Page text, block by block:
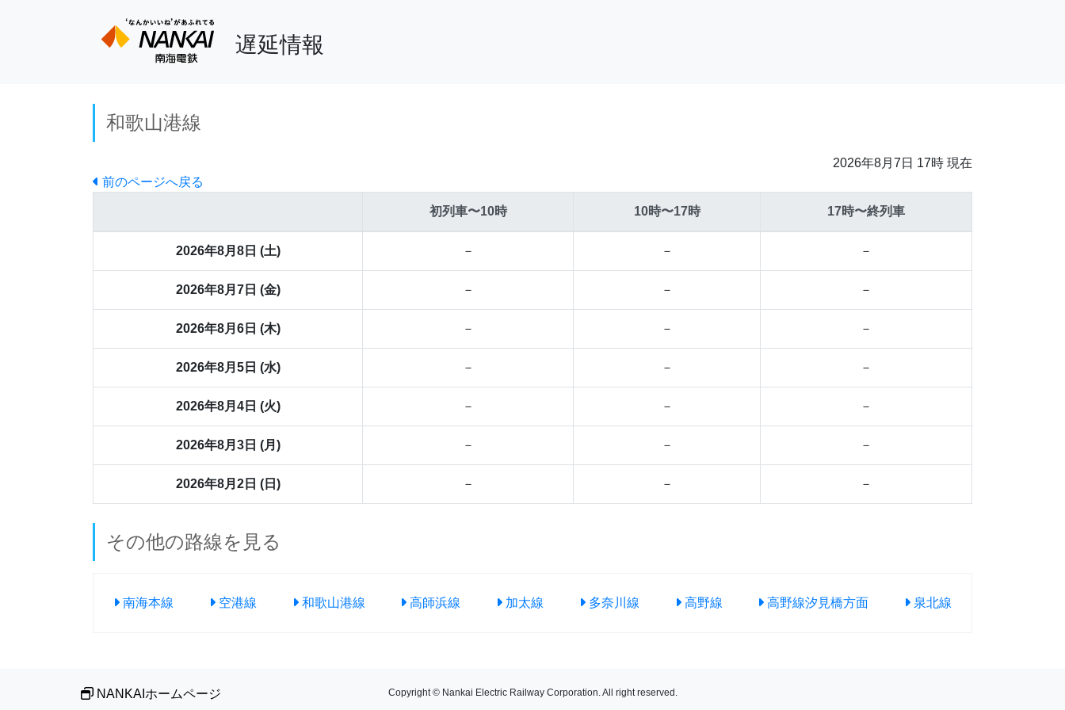
遅延情報
和歌山港線
2026年8月7日 17時 現在
前のページへ戻る
初列車〜10時 10時〜17時 17時〜終列車
2026年8月8日 (土) － － －
2026年8月7日 (金) － － －
2026年8月6日 (木) － － －
2026年8月5日 (水) － － －
2026年8月4日 (火) － － －
2026年8月3日 (月) － － －
2026年8月2日 (日) － － －
その他の路線を見る
南海本線 空港線 和歌山港線 高師浜線 加太線 多奈川線 高野線 高野線汐見橋方面 泉北線
NANKAIホームページ Copyright © Nankai Electric Railway Corporation. All right reserved.